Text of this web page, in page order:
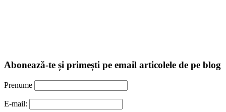
Abonează-te și primești pe email articolele de pe blog
Prenume
E-mail: